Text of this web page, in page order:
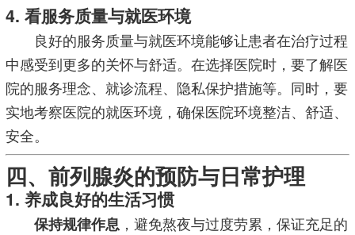
4. 看服务质量与就医环境
良好的服务质量与就医环境能够让患者在治疗过程
中感受到更多的关怀与舒适。在选择医院时，要了解医
院的服务理念、就诊流程、隐私保护措施等。同时，要
实地考察医院的就医环境，确保医院环境整洁、舒适、
安全。
四、前列腺炎的预防与日常护理
1. 养成良好的生活习惯
保持规律作息 ，避免熬夜与过度劳累，保证充足的